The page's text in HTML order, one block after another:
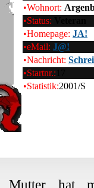
•Wohnort:
•Status:
•Homepage: JA!
•eMail: J@!
•Nachricht:
•Startnr.:
•Statistik:2001/S
Mutter hat